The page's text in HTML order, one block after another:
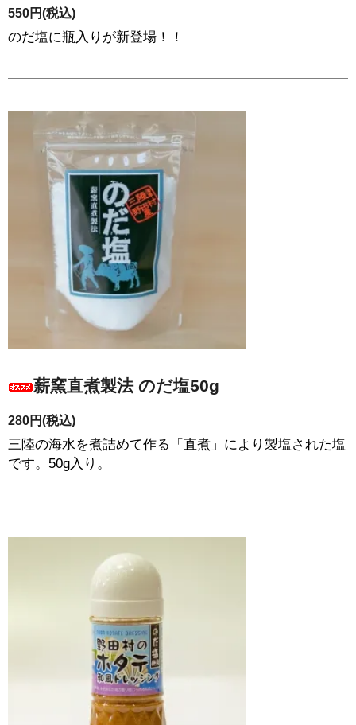
550円(税込)
のだ塩に瓶入りが新登場！！
薪窯直煮製法 のだ塩50g
280円(税込)
三陸の海水を煮詰めて作る「直煮」により製塩された塩
です。50g入り。